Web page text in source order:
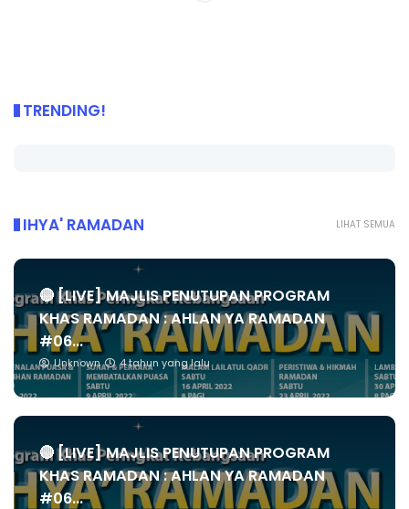
TRENDING!
LIHAT SEMUA
IHYA' RAMADAN
🔴 [LIVE] MAJLIS PENUTUPAN PROGRAM
KHAS RAMADAN : AHLAN YA RAMADAN
#06...
Unknown 4 tahun yang lalu
🔴 [LIVE] MAJLIS PENUTUPAN PROGRAM
KHAS RAMADAN : AHLAN YA RAMADAN
#06...